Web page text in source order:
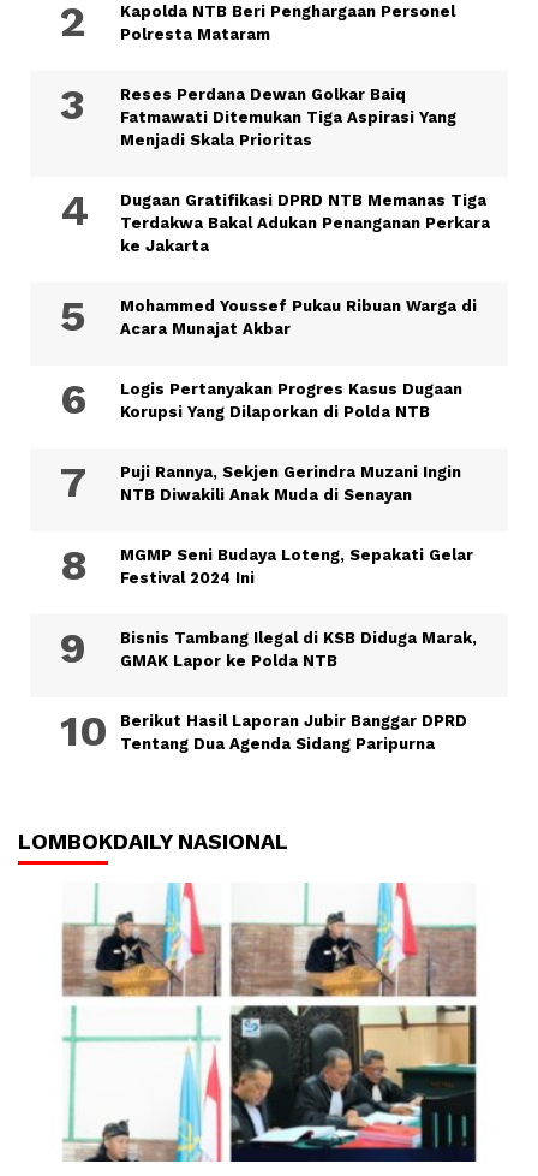
Kapolda NTB Beri Penghargaan Personel
Polresta Mataram
Reses Perdana Dewan Golkar Baiq
Fatmawati Ditemukan Tiga Aspirasi Yang
Menjadi Skala Prioritas
Dugaan Gratifikasi DPRD NTB Memanas Tiga
Terdakwa Bakal Adukan Penanganan Perkara
ke Jakarta
Mohammed Youssef Pukau Ribuan Warga di
Acara Munajat Akbar
Logis Pertanyakan Progres Kasus Dugaan
Korupsi Yang Dilaporkan di Polda NTB
Puji Rannya, Sekjen Gerindra Muzani Ingin
NTB Diwakili Anak Muda di Senayan
MGMP Seni Budaya Loteng, Sepakati Gelar
Festival 2024 Ini
Bisnis Tambang Ilegal di KSB Diduga Marak,
GMAK Lapor ke Polda NTB
Berikut Hasil Laporan Jubir Banggar DPRD
Tentang Dua Agenda Sidang Paripurna
LOMBOKDAILY NASIONAL